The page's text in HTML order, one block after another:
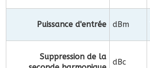
Puissance d'entrée dBm
Suppression de la
dBc